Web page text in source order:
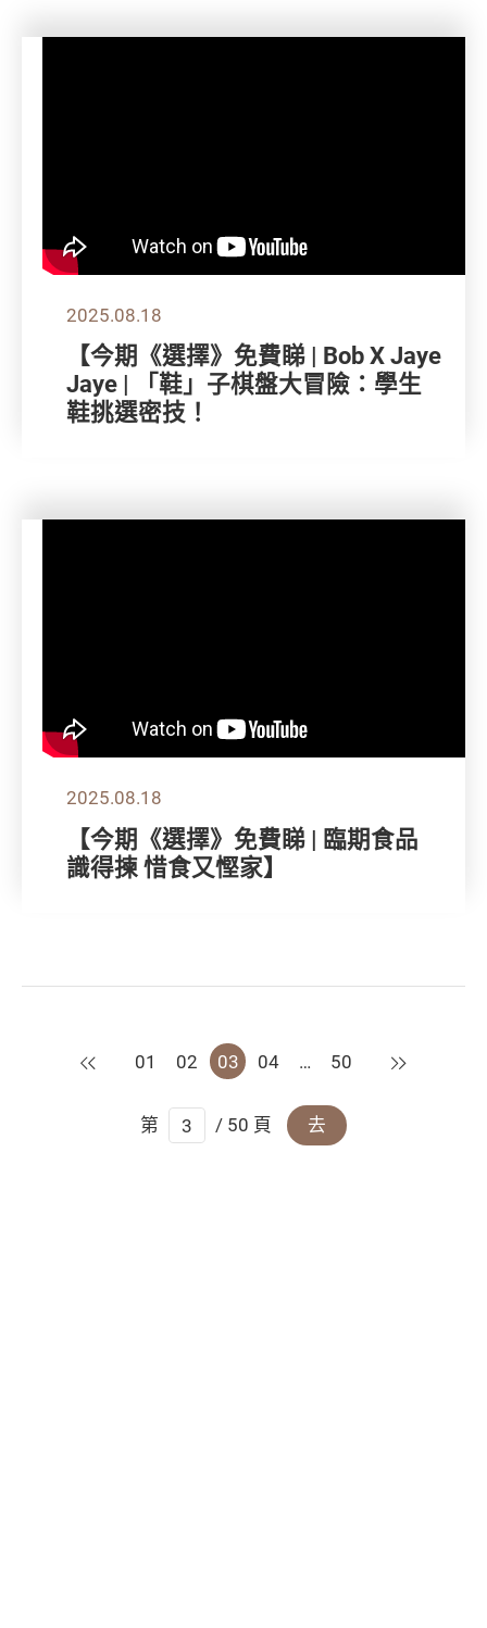
2025.08.18
【今期《選擇》免費睇 | Bob X Jaye
Jaye | 「鞋」子棋盤大冒險：學生
鞋挑選密技！
2025.08.18
【今期《選擇》免費睇 | 臨期食品
識得揀 惜食又慳家】
上一頁
01 02 03 04 … 50 下一頁
第 / 50 頁 去